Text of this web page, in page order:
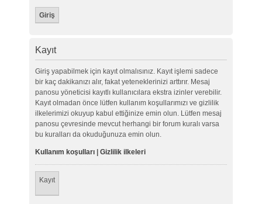
Kayıt
Giriş yapabilmek için kayıt olmalısınız. Kayıt işlemi sadece
bir kaç dakikanızı alır, fakat yeteneklerinizi arttırır. Mesaj
panosu yöneticisi kayıtlı kullanıcılara ekstra izinler verebilir.
Kayıt olmadan önce lütfen kullanım koşullarımızı ve gizlilik
ilkelerimizi okuyup kabul ettiğinize emin olun. Lütfen mesaj
panosu çevresinde mevcut herhangi bir forum kuralı varsa
bu kuralları da okuduğunuza emin olun.
Kullanım koşulları| Gizlilik ilkeleri
Kayıt